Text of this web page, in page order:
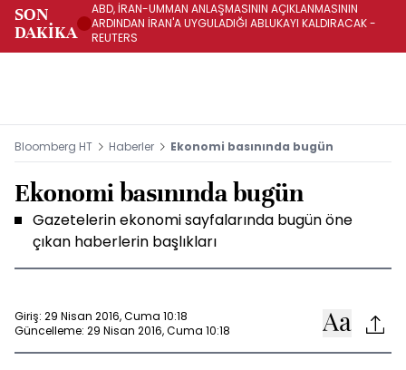
SON
DAKİKA
ABD, İRAN-UMMAN ANLAŞMASININ AÇIKLANMASININ
ARDINDAN İRAN'A UYGULADIĞI ABLUKAYI KALDIRACAK -
REUTERS
Bloomberg HT Haberler Ekonomi basınında bugün
Ekonomi basınında bugün
Gazetelerin ekonomi sayfalarında bugün öne
çıkan haberlerin başlıkları
Giriş: 29 Nisan 2016, Cuma 10:18
Güncelleme: 29 Nisan 2016, Cuma 10:18